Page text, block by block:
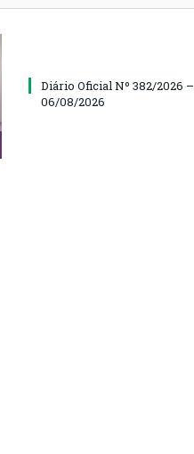
Diário Oficial Nº 382/2026 –
06/08/2026